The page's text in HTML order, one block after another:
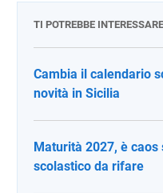
TI POTREBBE INTERESSARE
Cambia il calendario
novità in Sicilia
Maturità 2027, è
scolastico da rifare